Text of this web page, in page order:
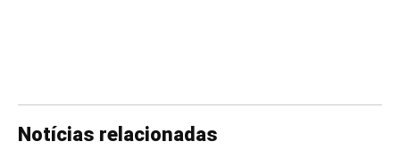
Notícias relacionadas